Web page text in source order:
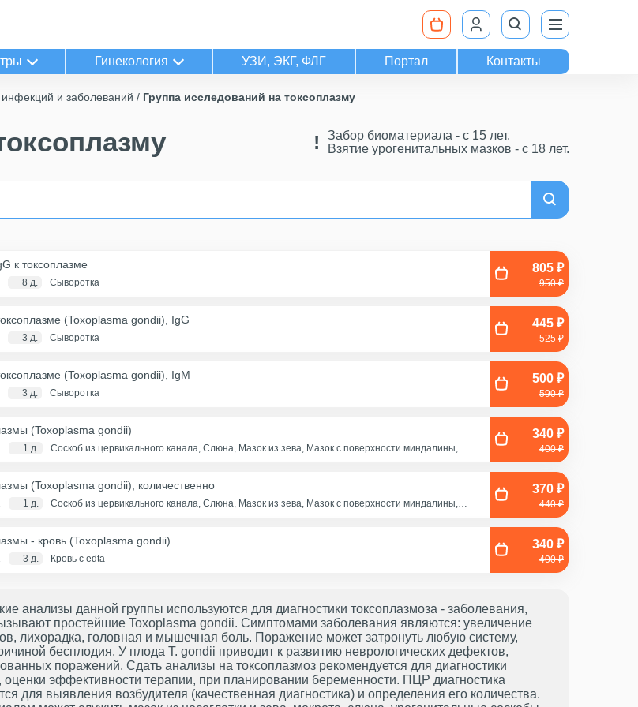
Гинекология УЗИ, ЭКГ, ФЛГ Портал Контакты
инфекций и заболеваний Группа исследований на токсоплазму
Забор биоматериала - c 15 лет.
Взятие урогенитальных мазков - с 18 лет.
к токсоплазме
8 д. Сыворотка
805 ₽
950 ₽
(Toxoplasma gondii), IgG
3 д. Сыворотка
445 ₽
525 ₽
(Toxoplasma gondii), IgM
3 д. Сыворотка
500 ₽
590 ₽
(Toxoplasma gondii)
1 д.
Соскоб из цервикального канала, Слюна, Мазок из зева, Мазок с поверхности миндалины,
340 ₽
400 ₽
(Toxoplasma gondii), количественно
1 д.
Соскоб из цервикального канала, Слюна, Мазок из зева, Мазок с поверхности миндалины,
370 ₽
440 ₽
- кровь (Toxoplasma gondii)
3 д. Кровь с edta
340 ₽
400 ₽
анализы данной группы используются для диагностики токсоплазмоза - заболевания,
простейшие Toxoplasma gondii. Симптомами заболевания являются: увеличение
лихорадка, головная и мышечная боль. Поражение может затронуть любую систему,
бесплодия. У плода T. gondii приводит к развитию неврологических дефектов,
поражений. Сдать анализы на токсоплазмоз рекомендуется для диагностики
оценки эффективности терапии, при планировании беременности. ПЦР диагностика
для выявления возбудителя (качественная диагностика) и определения его количества.